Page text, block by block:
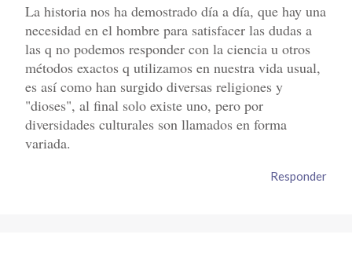
La historia nos ha demostrado día a día, que hay una
necesidad en el hombre para satisfacer las dudas a
las q no podemos responder con la ciencia u otros
métodos exactos q utilizamos en nuestra vida usual,
es así como han surgido diversas religiones y
"dioses", al final solo existe uno, pero por
diversidades culturales son llamados en forma
variada.
Responder